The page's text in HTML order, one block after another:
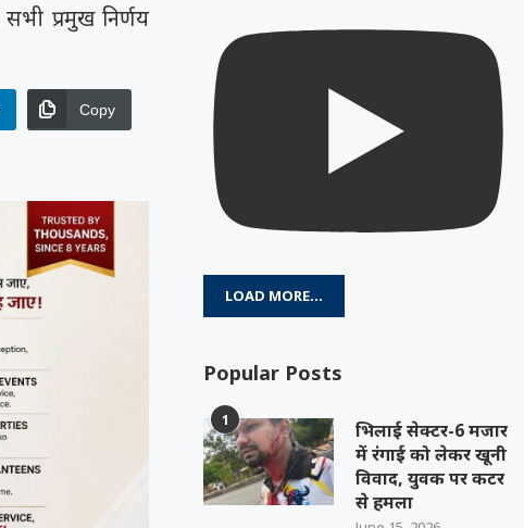
प्रमुख निर्णय
Copy
LOAD MORE...
Popular Posts
1
भिलाई सेक्टर-6 मजार
में रंगाई को लेकर खूनी
विवाद, युवक पर कटर
से हमला